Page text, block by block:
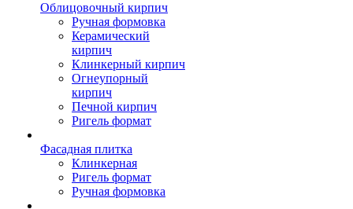
Облицовочный кирпич
Ручная формовка
Керамический
кирпич
Клинкерный кирпич
Огнеупорный
кирпич
Печной кирпич
Ригель формат
Фасадная плитка
Клинкерная
Ригель формат
Ручная формовка